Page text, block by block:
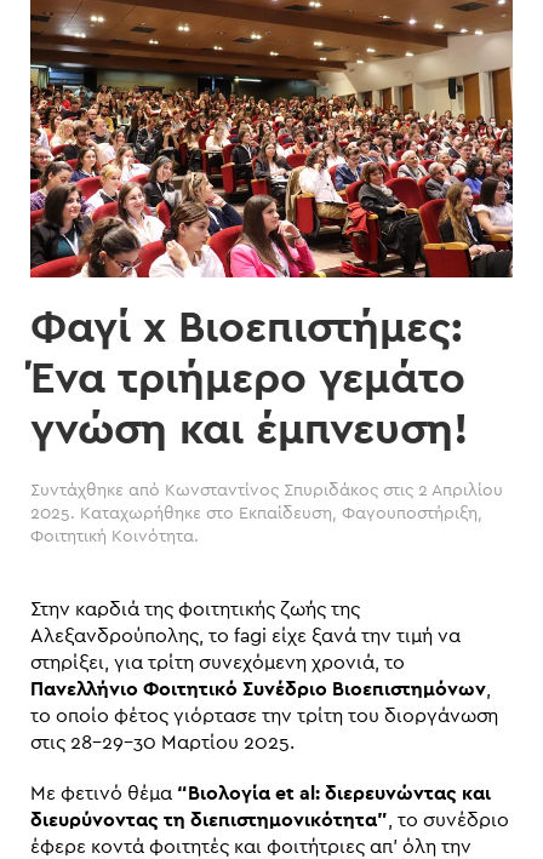
Φαγί x Βιοεπιστήμες:
Ένα τριήμερο γεμάτο
γνώση και έμπνευση!
Συντάχθηκε από Κωνσταντίνος Σπυριδάκος στις 2 Απριλίου
2025. Καταχωρήθηκε στο Εκπαίδευση, Φαγουποστήριξη,
Φοιτητική Κοινότητα.
Στην καρδιά της φοιτητικής ζωής της
Αλεξανδρούπολης, το fagi είχε ξανά την τιμή να
στηρίξει, για τρίτη συνεχόμενη χρονιά, το
Πανελλήνιο Φοιτητικό Συνέδριο Βιοεπιστημόνων
το οποίο φέτος γιόρτασε την τρίτη του διοργάνωση
στις 28-29-30 Μαρτίου 2025.
Με φετινό θέμα “Βιολογία et al: διερευνώντας και
διευρύνοντας τη διεπιστημονικότητα” , το συνέδριο
έφερε κοντά φοιτητές και φοιτήτριες απ’ όλη την